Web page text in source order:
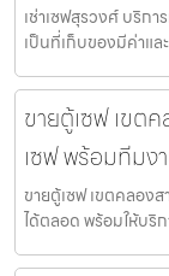
เช่าเซฟสุรวงศ์ บริก
เป็นที่เก็บของมีค่าแ
ขายตู้เซฟ เขต
เซฟ พร้อมทีมง
ขายตู้เซฟ เขตคลอง
ได้ตลอด พร้อมให้บริ